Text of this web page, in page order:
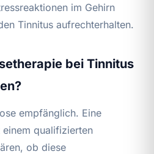
im Gehirn
Tinnitus aufrechterhalten.
bei Tinnitus
empfänglich. Eine
qualifizierten
ob diese